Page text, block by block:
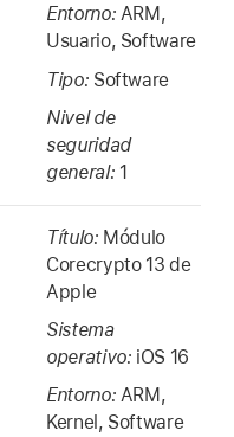
Entorno: ARM,
Usuario, Software
Tipo: Software
Nivel de
seguridad
general: 1
Título: Módulo
Corecrypto 13 de
Apple
Sistema
operativo: iOS 16
Entorno: ARM,
Kernel, Software